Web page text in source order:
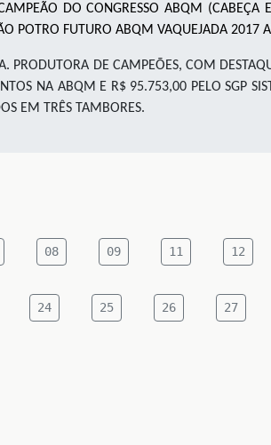
DO CONGRESSO ABQM
POTRO FUTURO ABQM VAQUEJADA 2017
DE CAMPEÕES, COM
NA ABQM E R$ 95.753,00 PELO SGP
EM TRÊS TAMBORES.
08 09 11 12
24 25 26 27